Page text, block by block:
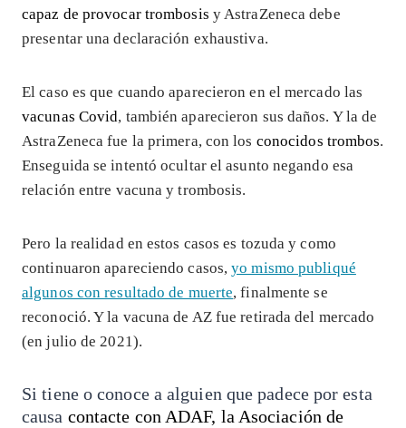
capaz de provocar trombosis y AstraZeneca debe
presentar una declaración exhaustiva.
El caso es que cuando aparecieron en el mercado las
vacunas Covid, también aparecieron sus daños. Y la de
AstraZeneca fue la primera, con los conocidos trombos.
Enseguida se intentó ocultar el asunto negando esa
relación entre vacuna y trombosis.
Pero la realidad en estos casos es tozuda y como
continuaron apareciendo casos,yo mismo publiqué
algunos con resultado de muerte, finalmente se
reconoció. Y la vacuna de AZ fue retirada del mercado
(en julio de 2021).
Si tiene o conoce a alguien que padece por esta
causa contacte con ADAF, la Asociación de